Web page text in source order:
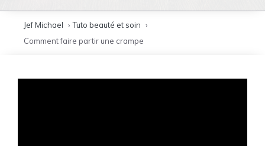
Jef Michael
Tuto beauté et soin
Comment faire partir une crampe